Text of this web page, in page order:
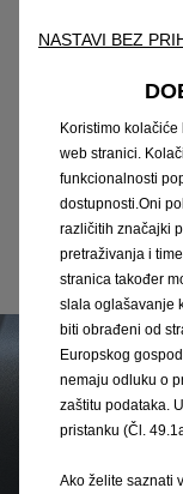
Ponesite
novi Movano
funkcionalan
radnih zadataka.
Otkrijte sve
NASTAVI BEZ
Koristimo
web stranici.
funkcionalnosti
dostupnosti.Oni
različitih značajki
pretraživanja i
stranica također
slala oglašavanje
biti obrađeni od
Europskog
nemaju odluku o
zaštitu podataka.
pristanku (Čl.
Ako želite saznati